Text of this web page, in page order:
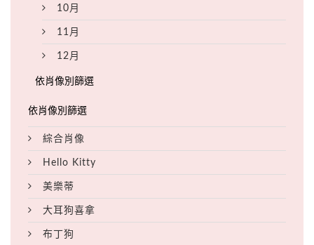
10月
11月
12月
綜合肖像
Hello Kitty
美樂蒂
大耳狗喜拿
布丁狗